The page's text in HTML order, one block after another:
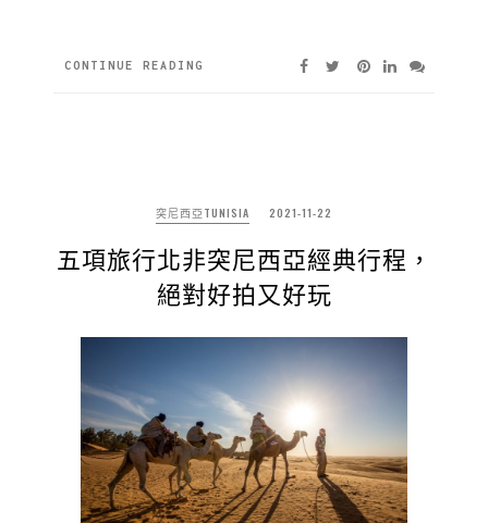
CONTINUE READING
突尼西亞TUNISIA 2021-11-22
五項旅行北非突尼西亞經典行程，
絕對好拍又好玩